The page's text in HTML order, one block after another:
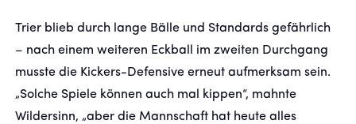
Trier blieb durch lange Bälle und Standards gefährlich
– nach einem weiteren Eckball im zweiten Durchgang
musste die Kickers-Defensive erneut aufmerksam sein.
„Solche Spiele können auch mal kippen“, mahnte
Wildersinn, „aber die Mannschaft hat heute alles